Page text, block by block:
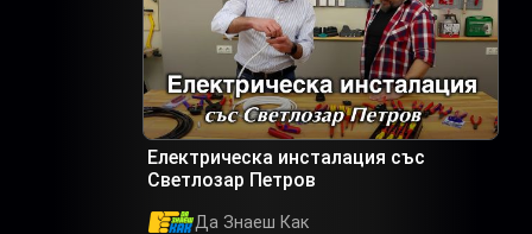
Електрическа инсталация със
Светлозар Петров
Да Знаеш Как